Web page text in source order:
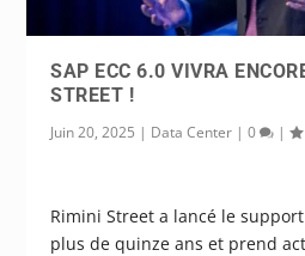
SAP ECC 6.0 VIVRA
STREET !
Juin 20, 2025 | Data Center |0 |
Rimini Street a lancé le
plus de quinze ans et prend